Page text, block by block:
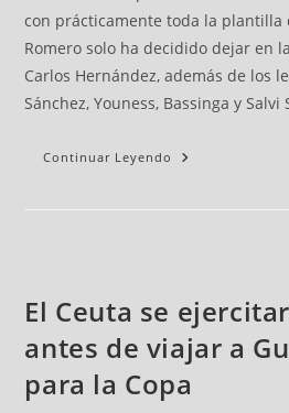
con prácticamente toda la plantilla
Romero solo ha decidido dejar en
Carlos Hernández, además de los
Sánchez, Youness, Bassinga y Salvi
Continuar Leyendo
El Ceuta se
antes de viajar a
para la Copa